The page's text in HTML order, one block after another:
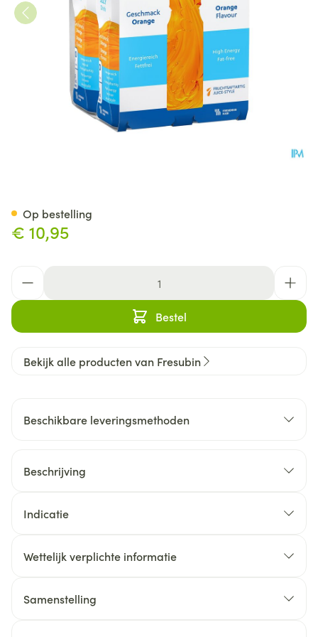
€ 10,95
Bestel
Op bestelling
Bekijk alle producten van Fresubin
Beschikbare leveringsmethoden
Beschrijving
Indicatie
Wettelijk verplichte informatie
Samenstelling